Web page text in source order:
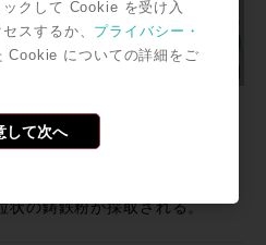
ドブラストの一種であるこちら
する。すぐ隣にあるのがショ
められたものを規格に沿ったメ
状の鋳鉄粉が採取される。
ックして Cookie を受け入
スするか、 プライバシー・
Cookie についての詳細をご
して次へ